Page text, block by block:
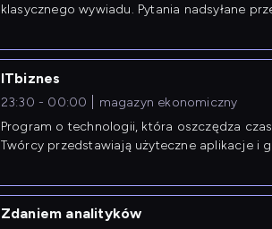
klasycznego wywiadu. Pytania nadsyłane
ITbiznes
23:30 - 00:00
magazyn ekonomiczny
Program o technologii, która oszczędza
Twórcy przedstawiają użyteczne aplikacje i
Zdaniem analityków